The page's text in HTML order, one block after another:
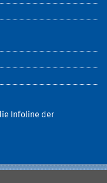
Infoline der